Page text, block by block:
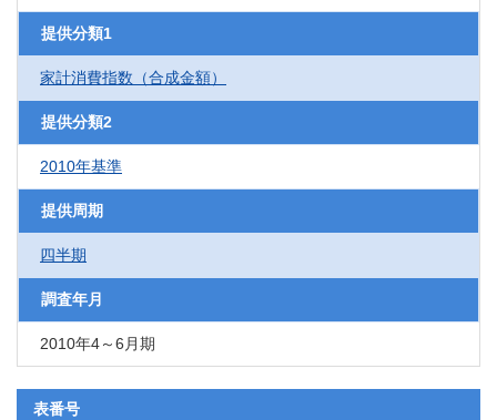
提供分類1
家計消費指数（合成金額）
提供分類2
2010年基準
提供周期
四半期
調査年月
2010年4～6月期
表番号